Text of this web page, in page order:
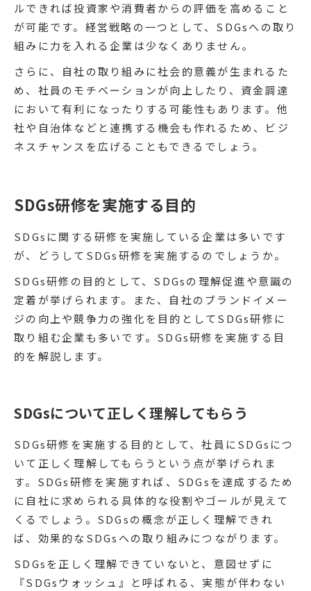
ルできれば投資家や消費者からの評価を高めること
が可能です。経営戦略の一つとして、SDGsへの取り
組みに力を入れる企業は少なくありません。
さらに、自社の取り組みに社会的意義が生まれるた
め、社員のモチベーションが向上したり、資金調達
において有利になったりする可能性もあります。他
社や自治体などと連携する機会も作れるため、ビジ
ネスチャンスを広げることもできるでしょう。
SDGs研修を実施する目的
SDGsに関する研修を実施している企業は多いです
が、どうしてSDGs研修を実施するのでしょうか。
SDGs研修の目的として、SDGsの理解促進や意識の
定着が挙げられます。また、自社のブランドイメー
ジの向上や競争力の強化を目的としてSDGs研修に
取り組む企業も多いです。SDGs研修を実施する目
的を解説します。
SDGsについて正しく理解してもらう
SDGs研修を実施する目的として、社員にSDGsにつ
いて正しく理解してもらうという点が挙げられま
す。SDGs研修を実施すれば、SDGsを達成するため
に自社に求められる具体的な役割やゴールが見えて
くるでしょう。SDGsの概念が正しく理解できれ
ば、効果的なSDGsへの取り組みにつながります。
SDGsを正しく理解できていないと、意図せずに
『SDGsウォッシュ』と呼ばれる、実態が伴わない